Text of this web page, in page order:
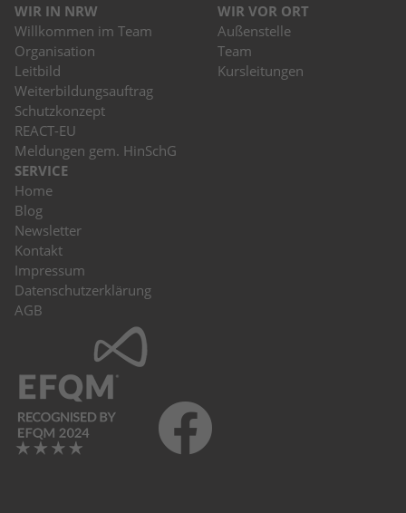
WIR IN NRW
Willkommen im Team
Organisation
Leitbild
Weiterbildungsauftrag
Schutzkonzept
REACT-EU
Meldungen gem. HinSchG
WIR VOR ORT
Außenstelle
Team
Kursleitungen
SERVICE
Home
Blog
Newsletter
Kontakt
Impressum
Datenschutzerklärung
AGB